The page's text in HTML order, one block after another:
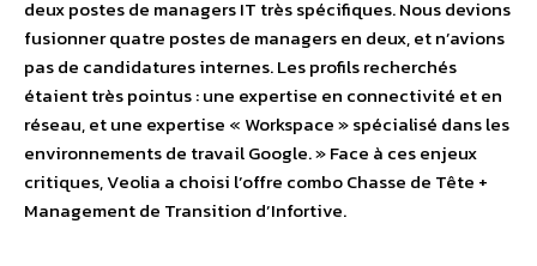
deux postes de managers IT très spécifiques. Nous devions
fusionner quatre postes de managers en deux, et n’avions
pas de candidatures internes. Les profils recherchés
étaient très pointus : une expertise en connectivité et en
réseau, et une expertise « Workspace » spécialisé dans les
environnements de travail Google. » Face à ces enjeux
critiques, Veolia a choisi l’offre combo Chasse de Tête +
Management de Transition d’Infortive.